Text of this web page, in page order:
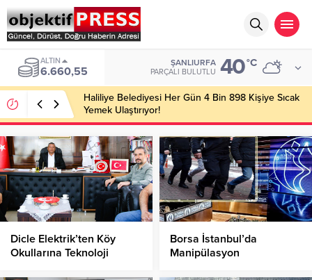
ALTIN
6.660,55
ŞANLIURFA
PARÇALI BULUTLU 40°C
Haliliye Belediyesi Her Gün 4 Bin 898 Kişiye Sıcak
Yemek Ulaştırıyor!
Dicle Elektrik’ten Köy
Okullarına Teknoloji
Borsa İstanbul’da
Manipülasyon